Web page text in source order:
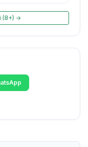
(8+) →